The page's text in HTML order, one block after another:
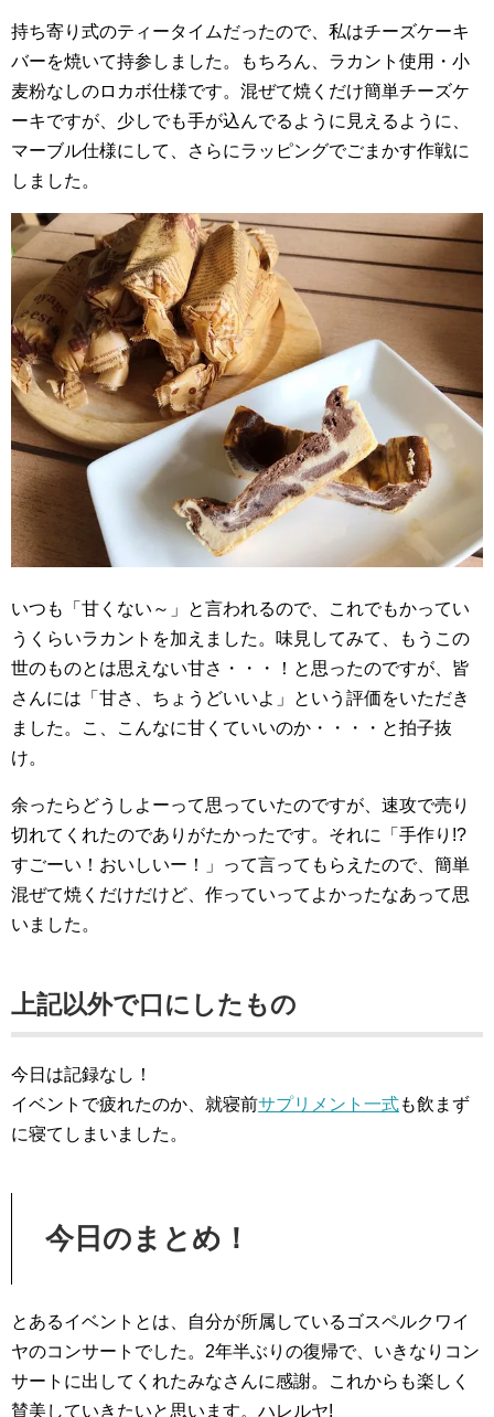
持ち寄り式のティータイムだったので、私はチーズケーキ
バーを焼いて持参しました。もちろん、ラカント使用・小
麦粉なしのロカボ仕様です。混ぜて焼くだけ簡単チーズケ
ーキですが、少しでも手が込んでるように見えるように、
マーブル仕様にして、さらにラッピングでごまかす作戦に
しました。
いつも「甘くない～」と言われるので、これでもかってい
うくらいラカントを加えました。味見してみて、もうこの
世のものとは思えない甘さ・・・！と思ったのですが、皆
さんには「甘さ、ちょうどいいよ」という評価をいただき
ました。こ、こんなに甘くていいのか・・・・と拍子抜
け。
余ったらどうしよーって思っていたのですが、速攻で売り
切れてくれたのでありがたかったです。それに「手作り!?
すごーい！おいしいー！」って言ってもらえたので、簡単
混ぜて焼くだけだけど、作っていってよかったなあって思
いました。
上記以外で口にしたもの
今日は記録なし！
イベントで疲れたのか、就寝前サプリメント一式も飲まず
に寝てしまいました。
今日のまとめ！
とあるイベントとは、自分が所属しているゴスペルクワイ
ヤのコンサートでした。2年半ぶりの復帰で、いきなりコン
サートに出してくれたみなさんに感謝。これからも楽しく
賛美していきたいと思います。ハレルヤ!